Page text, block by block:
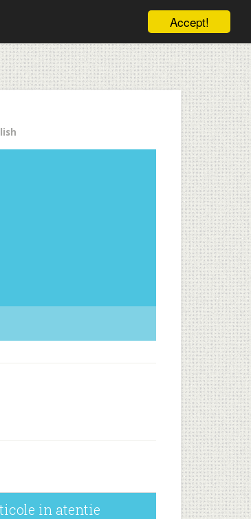
Accept!
in atentie